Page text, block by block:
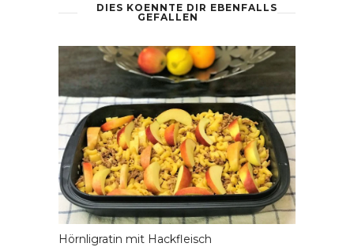
DIES KOENNTE DIR EBENFALLS
GEFALLEN
Hörnligratin mit Hackfleisch